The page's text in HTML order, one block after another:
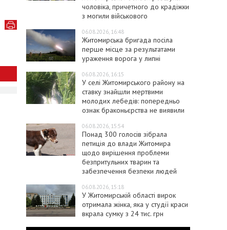
чоловіка, причетного до крадіжки
з могили військового
06.08.2026, 16:48
Житомирська бригада посіла
перше місце за результатами
ураження ворога у липні
06.08.2026, 16:15
У селі Житомирського району на
ставку знайшли мертвими
молодих лебедів: попередньо
ознак браконьєрства не виявили
06.08.2026, 15:54
Понад 300 голосів зібрала
петиція до влади Житомира
щодо вирішення проблеми
безпритульних тварин та
забезпечення безпеки людей
06.08.2026, 15:18
У Житомирській області вирок
отримала жінка, яка у студії краси
вкрала сумку з 24 тис. грн